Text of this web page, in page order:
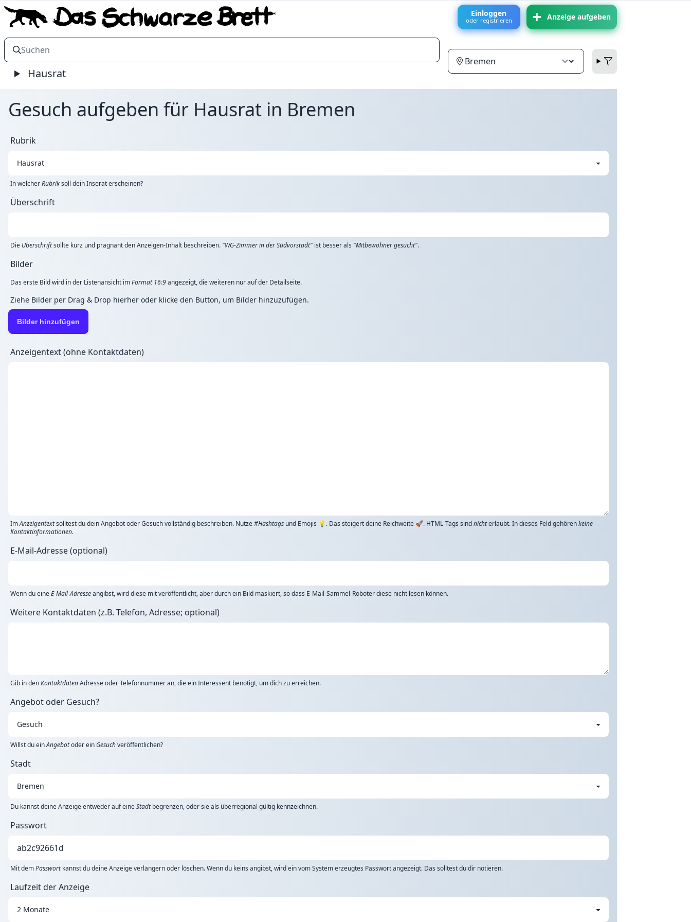
Einloggen
oder registrieren Anzeige aufgeben
Hausrat
Gesuch aufgeben für Hausrat in Bremen
Rubrik
In welcherRubriksoll dein Inserat erscheinen?
Überschrift
Die Überschriftsollte kurz und prägnant den Anzeigen-Inhalt beschreiben. "WG-Zimmer in der Südvorstadt" ist besser als "Mitbewohner gesucht".
Bilder
Das erste Bild wird in der Listenansicht imFormat 16:9angezeigt, die weiteren nur auf der Detailseite.
Ziehe Bilder per Drag & Drop hierher oder klicke den Button, um Bilder hinzuzufügen.
Bilder hinzufügen
Anzeigentext (ohne Kontaktdaten)
ImAnzeigentextsolltest du dein Angebot oder Gesuch vollständig beschreiben. Nutze#Hashtags und Emojis 💡. Das steigert deine Reichweite 🚀. HTML-Tags sindnichterlaubt. In dieses Feld gehörenkeine
Kontaktinformationen.
E-Mail-Adresse (optional)
Wenn du eineE-Mail-Adresseangibst, wird diese mit veröffentlicht, aber durch ein Bild maskiert, so dass E-Mail-Sammel-Roboter diese nicht lesen können.
Weitere Kontaktdaten (z.B. Telefon, Adresse; optional)
Gib in denKontaktdatenAdresse oder Telefonnummer an, die ein Interessent benötigt, um dich zu erreichen.
Angebot oder Gesuch?
Willst du einAngebotoder einGesuchveröffentlichen?
Stadt
Du kannst deine Anzeige entweder auf eineStadtbegrenzen, oder sie als überregional gültig kennzeichnen.
Passwort
Mit demPasswortkannst du deine Anzeige verlängern oder löschen. Wenn du keins angibst, wird ein vom System erzeugtes Passwort angezeigt. Das solltest du dir notieren.
Laufzeit der Anzeige